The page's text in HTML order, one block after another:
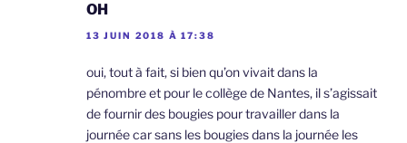
OH
13 JUIN 2018 À 17:38
oui, tout à fait, si bien qu’on vivait dans la
pénombre et pour le collège de Nantes, il s’agissait
de fournir des bougies pour travailler dans la
journée car sans les bougies dans la journée les